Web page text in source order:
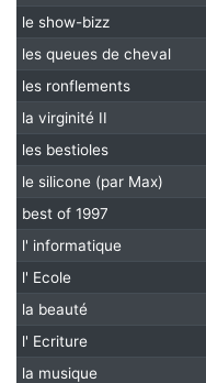
le show-bizz
les queues de cheval
les ronflements
la virginité II
les bestioles
le silicone (par Max)
best of 1997
l' informatique
l' Ecole
la beauté
l' Ecriture
la musique